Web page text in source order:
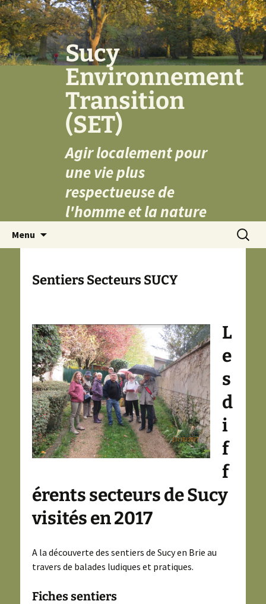
Aller
au
contenu
Sucy
Environnement
Transition
(SET)
Agir localement pour
une vie plus
respectueuse de
l'homme et la nature
Menu
Sentiers Secteurs SUCY
L
e
s
d
i
f
f
érents secteurs de Sucy
visités en 2017
A la découverte des sentiers de Sucy en Brie au
travers de balades ludiques et pratiques.
Fiches sentiers